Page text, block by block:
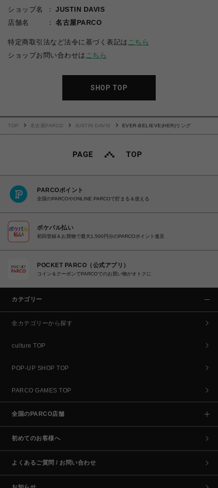
ショップ名
JUSTIN DAVIS
店舗名
名古屋PARCO
特定商取引法など法令に基づく表記は こちら
ショップお問い合わせは こちら
SHOP TOP
TOP 名古屋PARCO JUSTIN DAVIS EVER-BELIEVE(HER)リング
PARCOポイント
全国のPARCOやONLINE PARCOで貯まる＆使える
ポケパル払い
初回登録＆お買物で最大1,500円分のPARCOポイント進呈
POCKET PARCO（公式アプリ）
コイン＆クーポンでPARCOでのお買い物がオトクに
カテゴリー
全カテゴリーから探す
culture TOP
POP-UP SHOP TOP
PARCO GAMES TOP
全国のPARCO店舗
初めてのお客様へ
よくあるご質問 / お問い合わせ